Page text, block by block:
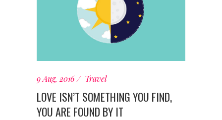
9 Aug, 2016 Travel
LOVE ISN’T SOMETHING YOU FIND,
YOU ARE FOUND BY IT